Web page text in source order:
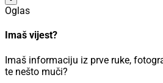
Oglas
Imaš vijest?
Imaš informaciju iz prve ruke,
te nešto muči?